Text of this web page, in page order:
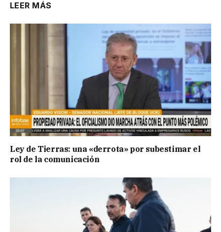
LEER MÁS
Ley de Tierras: una «derrota» por subestimar el
rol de la comunicación